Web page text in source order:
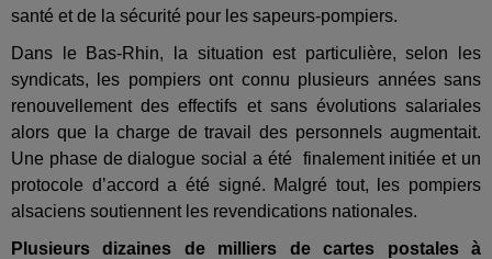
santé et de la sécurité pour les sapeurs-pompiers.
Dans le Bas-Rhin, la situation est particulière, selon les
syndicats, les pompiers ont connu plusieurs années sans
renouvellement des effectifs et sans évolutions salariales
alors que la charge de travail des personnels augmentait.
Une phase de dialogue social a été finalement initiée et un
protocole d’accord a été signé. Malgré tout, les pompiers
alsaciens soutiennent les revendications nationales.
Plusieurs dizaines de milliers de cartes postales à